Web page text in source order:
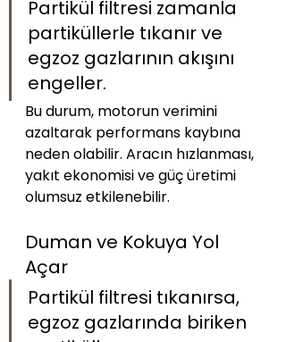
Partikül filtresi zamanla
partiküllerle tıkanır ve
egzoz gazlarının akışını
engeller.
Bu durum, motorun verimini
azaltarak performans kaybına
neden olabilir. Aracın hızlanması,
yakıt ekonomisi ve güç üretimi
olumsuz etkilenebilir.
Duman ve Kokuya Yol
Açar
Partikül filtresi tıkanırsa,
egzoz gazlarında biriken